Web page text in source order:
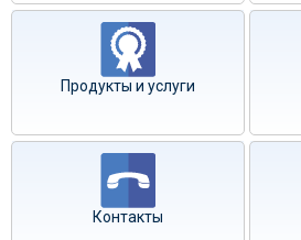
Продукты и услуги
Контакты